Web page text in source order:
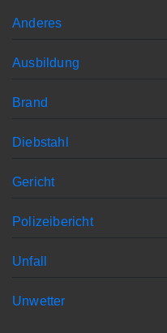
Anderes
Ausbildung
Brand
Diebstahl
Gericht
Polizeibericht
Unfall
Unwetter